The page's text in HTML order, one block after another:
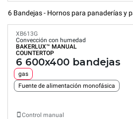
6 Bandejas - Hornos para panaderías y
XB613G
Convección con humedad
BAKERLUX™ MANUAL
COUNTERTOP
6 600x400 bandejas
gas
Fuente de alimentación monofásica
Control manual